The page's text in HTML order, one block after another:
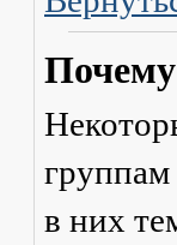
группам
в них